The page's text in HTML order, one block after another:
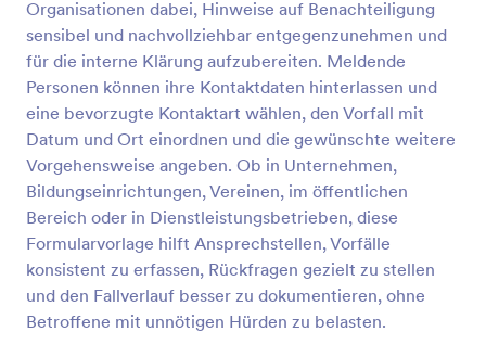
Organisationen dabei, Hinweise auf Benachteiligung
sensibel und nachvollziehbar entgegenzunehmen und
für die interne Klärung aufzubereiten. Meldende
Personen können ihre Kontaktdaten hinterlassen und
eine bevorzugte Kontaktart wählen, den Vorfall mit
Datum und Ort einordnen und die gewünschte weitere
Vorgehensweise angeben. Ob in Unternehmen,
Bildungseinrichtungen, Vereinen, im öffentlichen
Bereich oder in Dienstleistungsbetrieben, diese
Formularvorlage hilft Ansprechstellen, Vorfälle
konsistent zu erfassen, Rückfragen gezielt zu stellen
und den Fallverlauf besser zu dokumentieren, ohne
Betroffene mit unnötigen Hürden zu belasten.
Vorschau